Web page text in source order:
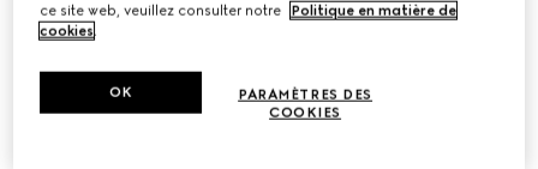
ce site web, veuillez consulter notre
Politique en matière de
cookies.
PARAMÈTRES DES
COOKIES
OK